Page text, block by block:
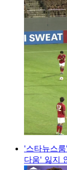
'스타뉴스
다움' 잃지